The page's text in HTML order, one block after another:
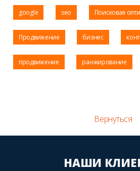
google seo Поисковая
Продвижение бизнес
продвижение ранжирование
Вернуться
НАШИ